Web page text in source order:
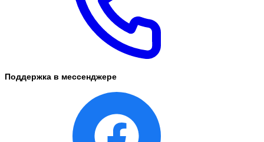
Поддержка в мессенджере